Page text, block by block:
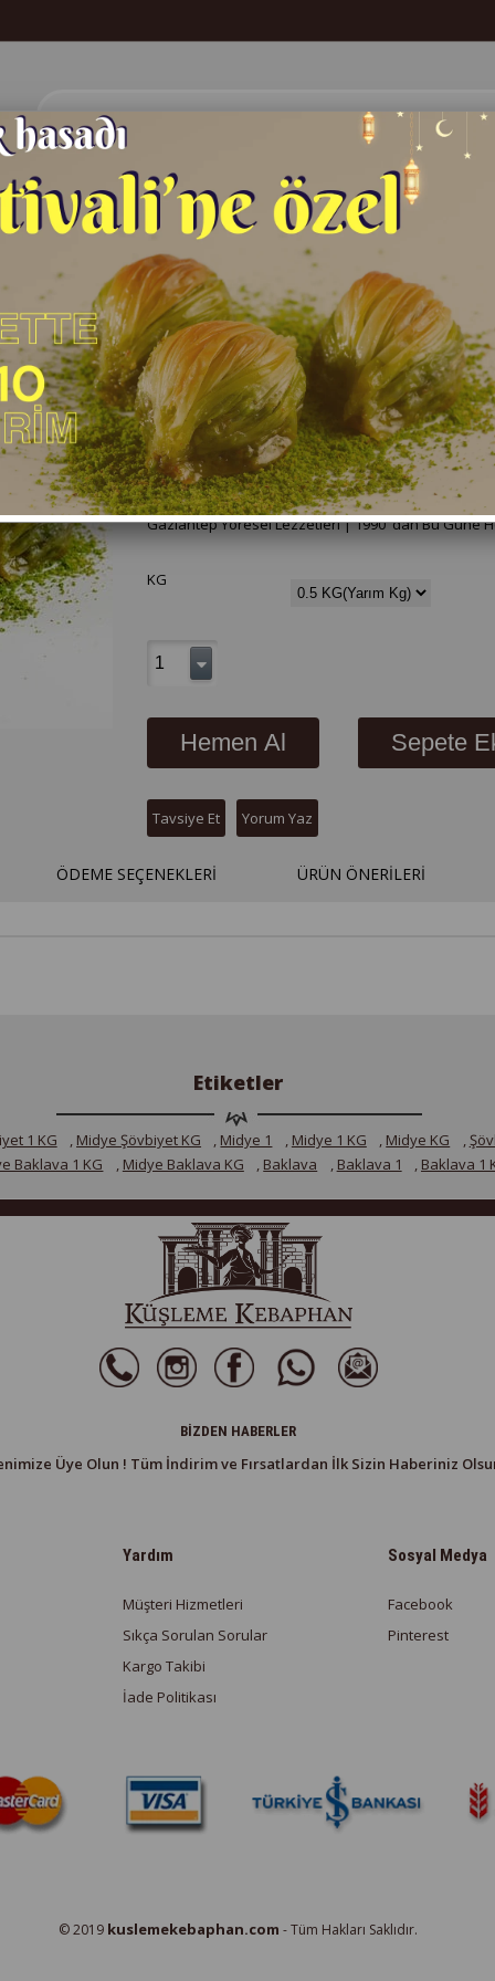
Salonlarimiz
Midye Baklava 1 KG
Fiyat ₺1.150,00
Midye Baklava 1 KG Baklava Küşleme Kebaphan |
Mutfağı ile ilgili herşey. Kahvaltı, Katmer, Baklava,
Gaziantep Yöresel Lezzetleri | 1990' dan Bu Güne
KG
Tavsiye Et Yorum Yaz
ÖDEME SEÇENEKLERI ÜRÜN ÖNERILERI
Etiketler
1 KG , Midye Şövbiyet KG , Midye 1 , Midye 1 KG , Midye KG ,
Baklava 1 KG
, Midye Baklava KG , Baklava , Baklava 1 , Baklava 1
BIZDEN HABERLER
Üye Olun ! Tüm İndirim ve Fırsatlardan İlk Sizin Haberiniz
Yardım
Müşteri Hizmetleri
Sıkça Sorulan Sorular
Kargo Takibi
İade Politikası
Sosyal Medya
Facebook
Pinterest
© 2019 kuslemekebaphan.com - Tüm Hakları Saklıdır.